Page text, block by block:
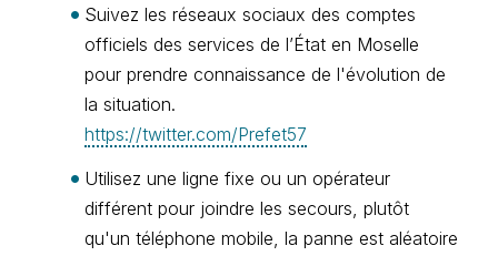
Suivez les réseaux sociaux des comptes
officiels des services de l’État en Moselle
pour prendre connaissance de l'évolution de
la situation.
https://twitter.com/Prefet57
Utilisez une ligne fixe ou un opérateur
différent pour joindre les secours, plutôt
qu'un téléphone mobile, la panne est aléatoire